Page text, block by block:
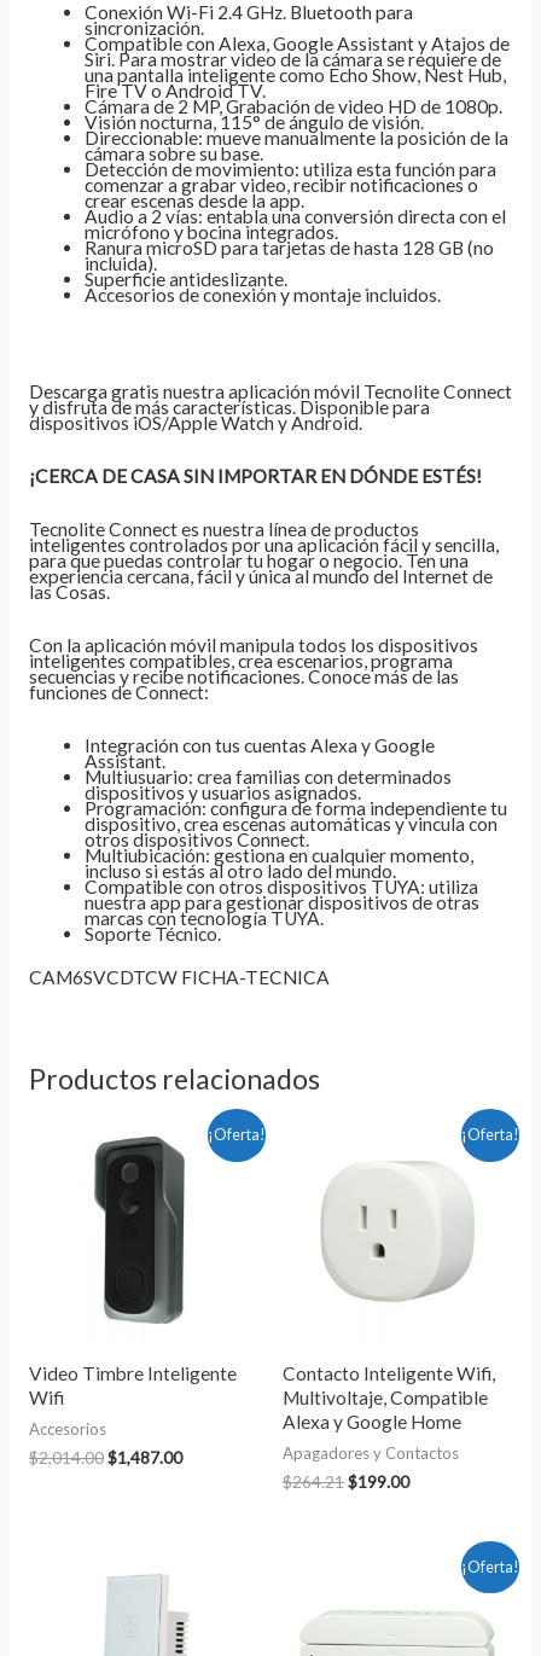
Conexión Wi-Fi 2.4 GHz. Bluetooth para
sincronización.
Compatible con Alexa, Google Assistant y Atajos de
Siri. Para mostrar video de la cámara se requiere de
una pantalla inteligente como Echo Show, Nest Hub,
Fire TV o Android TV.
Cámara de 2 MP, Grabación de video HD de 1080p.
Visión nocturna, 115° de ángulo de visión.
Direccionable: mueve manualmente la posición de la
cámara sobre su base.
Detección de movimiento: utiliza esta función para
comenzar a grabar video, recibir notificaciones o
crear escenas desde la app.
Audio a 2 vías: entabla una conversión directa con el
micrófono y bocina integrados.
Ranura microSD para tarjetas de hasta 128 GB (no
incluida).
Superficie antideslizante.
Accesorios de conexión y montaje incluidos.
Descarga gratis nuestra aplicación móvil Tecnolite Connect
y disfruta de más características. Disponible para
dispositivos iOS/Apple Watch y Android.
¡CERCA DE CASA SIN IMPORTAR EN DÓNDE ESTÉS!
Tecnolite Connect es nuestra línea de productos
inteligentes controlados por una aplicación fácil y sencilla,
para que puedas controlar tu hogar o negocio. Ten una
experiencia cercana, fácil y única al mundo del Internet de
las Cosas.
Con la aplicación móvil manipula todos los dispositivos
inteligentes compatibles, crea escenarios, programa
secuencias y recibe notificaciones. Conoce más de las
funciones de Connect:
Integración con tus cuentas Alexa y Google
Assistant.
Multiusuario: crea familias con determinados
dispositivos y usuarios asignados.
Programación: configura de forma independiente tu
dispositivo, crea escenas automáticas y vincula con
otros dispositivos Connect.
Multiubicación: gestiona en cualquier momento,
incluso si estás al otro lado del mundo.
Compatible con otros dispositivos TUYA: utiliza
nuestra app para gestionar dispositivos de otras
marcas con tecnología TUYA.
Soporte Técnico.
CAM6SVCDTCW FICHA-TECNICA
Productos relacionados
¡Oferta!
Video Timbre Inteligente
Wifi
Accesorios
$2,014.00
precio
original
$2,014.00.
$1,487.00
precio
¡Oferta!
Contacto Inteligente Wifi,
Multivoltaje, Compatible
Alexa y Google Home
Apagadores y Contactos
$264.21
original
$264.21.
$199.00
actual
¡Oferta!
$365.00.$269.00.